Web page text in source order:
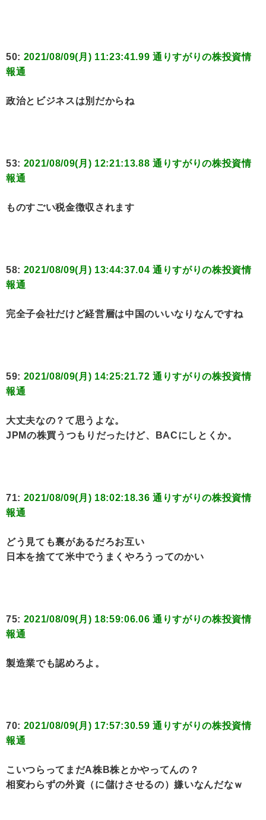
50: 2021/08/09(月) 11:23:41.99 通りすがりの株投資情
報通
政治とビジネスは別だからね
53: 2021/08/09(月) 12:21:13.88 通りすがりの株投資情
報通
ものすごい税金徴収されます
58: 2021/08/09(月) 13:44:37.04 通りすがりの株投資情
報通
完全子会社だけど経営層は中国のいいなりなんですね
59: 2021/08/09(月) 14:25:21.72 通りすがりの株投資情
報通
大丈夫なの？て思うよな。
JPMの株買うつもりだったけど、BACにしとくか。
71: 2021/08/09(月) 18:02:18.36 通りすがりの株投資情
報通
どう見ても裏があるだろお互い
日本を捨てて米中でうまくやろうってのかい
75: 2021/08/09(月) 18:59:06.06 通りすがりの株投資情
報通
製造業でも認めろよ。
70: 2021/08/09(月) 17:57:30.59 通りすがりの株投資情
報通
こいつらってまだA株B株とかやってんの？
相変わらずの外資（に儲けさせるの）嫌いなんだなｗ